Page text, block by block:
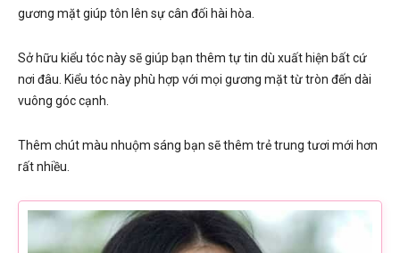
gương mặt giúp tôn lên sự cân đối hài hòa.
Sở hữu kiểu tóc này sẽ giúp bạn thêm tự tin dù xuất hiện bất cứ
nơi đâu. Kiểu tóc này phù hợp với mọi gương mặt từ tròn đến dài
vuông góc cạnh.
Thêm chút màu nhuộm sáng bạn sẽ thêm trẻ trung tươi mới hơn
rất nhiều.